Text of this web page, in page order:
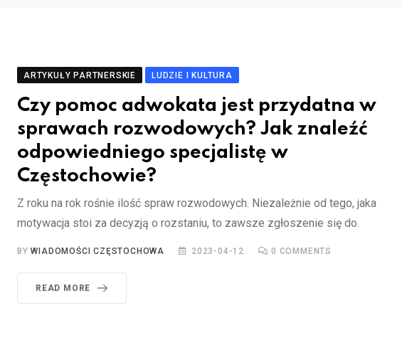
ARTYKUŁY PARTNERSKIE LUDZIE I KULTURA
Czy pomoc adwokata jest przydatna w
sprawach rozwodowych? Jak znaleźć
odpowiedniego specjalistę w
Częstochowie?
Z roku na rok rośnie ilość spraw rozwodowych. Niezależnie od tego, jaka
motywacja stoi za decyzją o rozstaniu, to zawsze zgłoszenie się do.
BYWIADOMOŚCI CZĘSTOCHOWA 2023-04-12 0 COMMENTS
READ MORE